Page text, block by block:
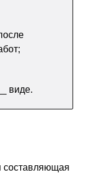
виде.
составляющая